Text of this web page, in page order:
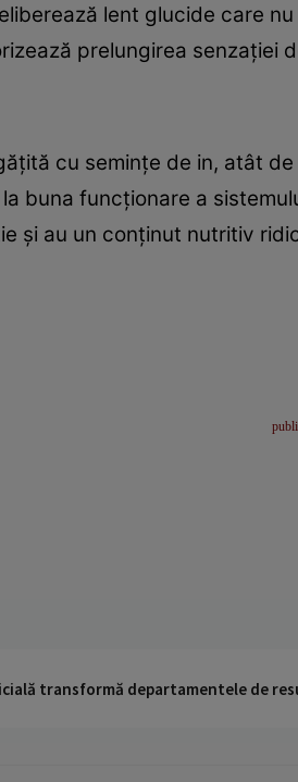
lent glucide care
prelungirea senzaţiei
cu seminţe de in, atât
buna funcţionare a
şi au un conţinut nutritiv
transformă departamentele de